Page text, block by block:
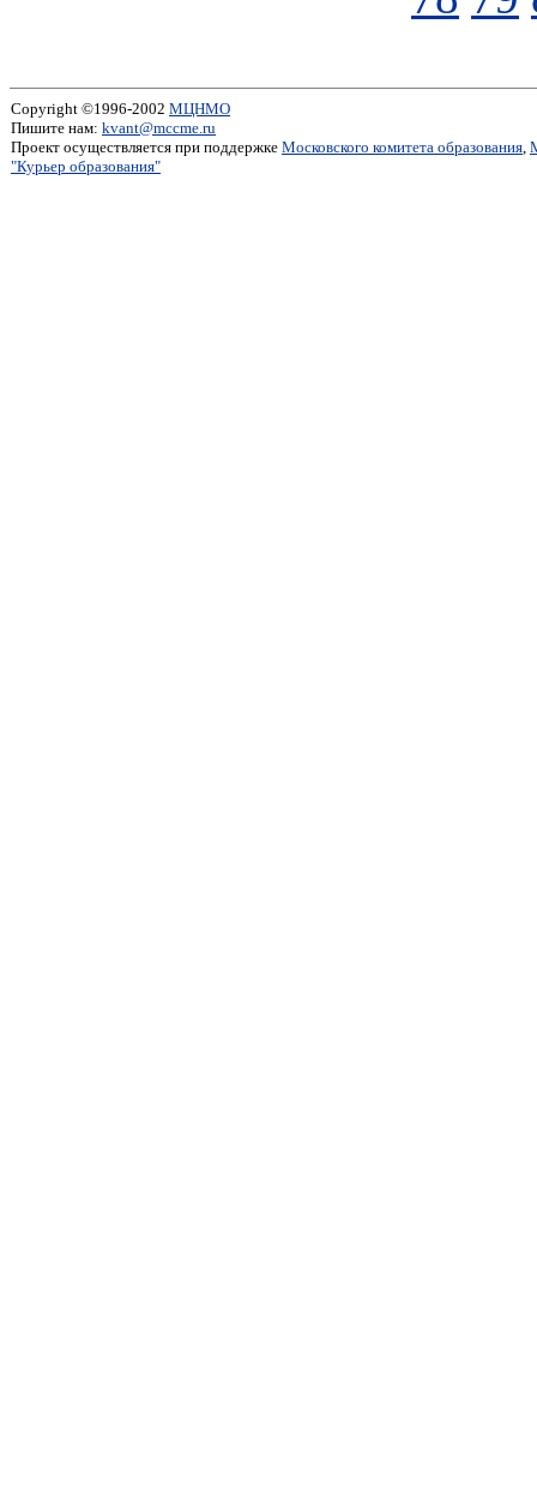
Copyright ©1996-2002 МЦНМО
Пишите нам: kvant@mccme.ru
Проект осуществляется при поддержке Московского комитета образования,
"Курьер образования"